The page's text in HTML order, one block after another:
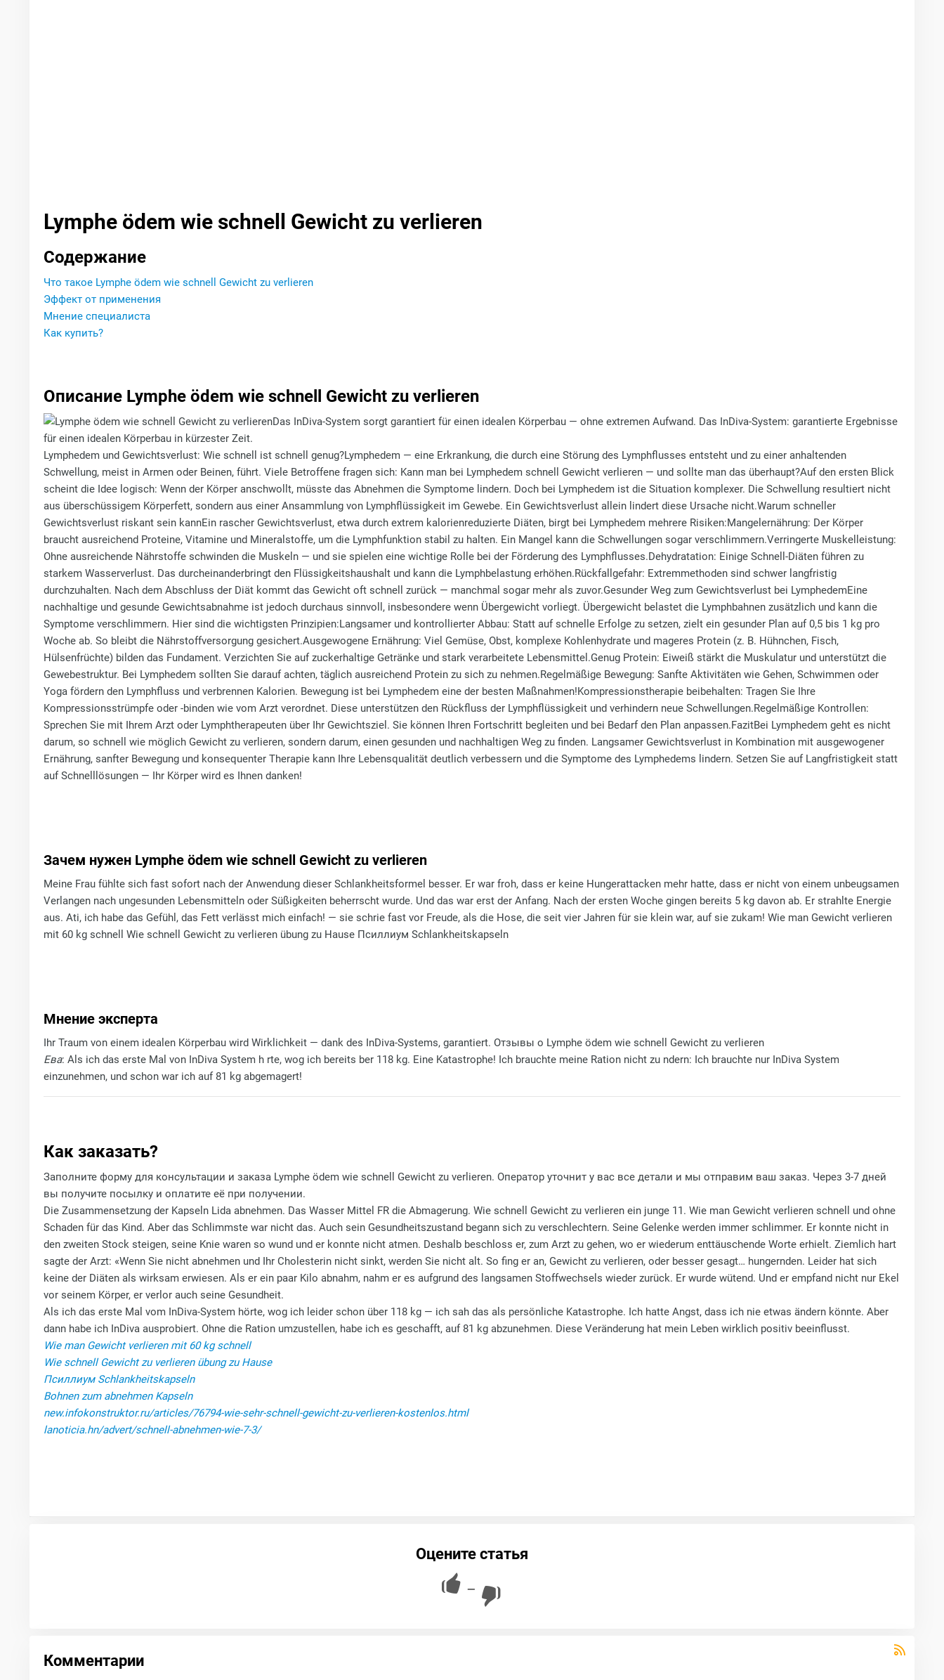
Lymphe ödem wie schnell Gewicht zu verlieren
Содержание
Что такое Lymphe ödem wie schnell Gewicht zu verlieren
Эффект от применения
Мнение специалиста
Как купить?
Описание Lymphe ödem wie schnell Gewicht zu verlieren
Das InDiva‑System sorgt garantiert für einen idealen Körperbau — ohne extremen Aufwand. Das InDiva‑System: garantierte Ergebnisse
für einen idealen Körperbau in kürzester Zeit.
Lymphedem und Gewichtsverlust: Wie schnell ist schnell genug?Lymphedem — eine Erkrankung, die durch eine Störung des Lymphflusses entsteht und zu einer anhaltenden
Schwellung, meist in Armen oder Beinen, führt. Viele Betroffene fragen sich: Kann man bei Lymphedem schnell Gewicht verlieren — und sollte man das überhaupt?Auf den ersten Blick
scheint die Idee logisch: Wenn der Körper anschwollt, müsste das Abnehmen die Symptome lindern. Doch bei Lymphedem ist die Situation komplexer. Die Schwellung resultiert nicht
aus überschüssigem Körperfett, sondern aus einer Ansammlung von Lymphflüssigkeit im Gewebe. Ein Gewichtsverlust allein lindert diese Ursache nicht.Warum schneller
Gewichtsverlust riskant sein kannEin rascher Gewichtsverlust, etwa durch extrem kalorienreduzierte Diäten, birgt bei Lymphedem mehrere Risiken:Mangelernährung: Der Körper
braucht ausreichend Proteine, Vitamine und Mineralstoffe, um die Lymphfunktion stabil zu halten. Ein Mangel kann die Schwellungen sogar verschlimmern.Verringerte Muskelleistung:
Ohne ausreichende Nährstoffe schwinden die Muskeln — und sie spielen eine wichtige Rolle bei der Förderung des Lymphflusses.Dehydratation: Einige Schnell-Diäten führen zu
starkem Wasserverlust. Das durcheinanderbringt den Flüssigkeitshaushalt und kann die Lymphbelastung erhöhen.Rückfallgefahr: Extremmethoden sind schwer langfristig
durchzuhalten. Nach dem Abschluss der Diät kommt das Gewicht oft schnell zurück — manchmal sogar mehr als zuvor.Gesunder Weg zum Gewichtsverlust bei LymphedemEine
nachhaltige und gesunde Gewichtsabnahme ist jedoch durchaus sinnvoll, insbesondere wenn Übergewicht vorliegt. Übergewicht belastet die Lymphbahnen zusätzlich und kann die
Symptome verschlimmern. Hier sind die wichtigsten Prinzipien:Langsamer und kontrollierter Abbau: Statt auf schnelle Erfolge zu setzen, zielt ein gesunder Plan auf 0,5 bis 1 kg pro
Woche ab. So bleibt die Nährstoffversorgung gesichert.Ausgewogene Ernährung: Viel Gemüse, Obst, komplexe Kohlenhydrate und mageres Protein (z. B. Hühnchen, Fisch,
Hülsenfrüchte) bilden das Fundament. Verzichten Sie auf zuckerhaltige Getränke und stark verarbeitete Lebensmittel.Genug Protein: Eiweiß stärkt die Muskulatur und unterstützt die
Gewebestruktur. Bei Lymphedem sollten Sie darauf achten, täglich ausreichend Protein zu sich zu nehmen.Regelmäßige Bewegung: Sanfte Aktivitäten wie Gehen, Schwimmen oder
Yoga fördern den Lymphfluss und verbrennen Kalorien. Bewegung ist bei Lymphedem eine der besten Maßnahmen!Kompressionstherapie beibehalten: Tragen Sie Ihre
Kompressionsstrümpfe oder -binden wie vom Arzt verordnet. Diese unterstützen den Rückfluss der Lymphflüssigkeit und verhindern neue Schwellungen.Regelmäßige Kontrollen:
Sprechen Sie mit Ihrem Arzt oder Lymphtherapeuten über Ihr Gewichtsziel. Sie können Ihren Fortschritt begleiten und bei Bedarf den Plan anpassen.FazitBei Lymphedem geht es nicht
darum, so schnell wie möglich Gewicht zu verlieren, sondern darum, einen gesunden und nachhaltigen Weg zu finden. Langsamer Gewichtsverlust in Kombination mit ausgewogener
Ernährung, sanfter Bewegung und konsequenter Therapie kann Ihre Lebensqualität deutlich verbessern und die Symptome des Lymphedems lindern. Setzen Sie auf Langfristigkeit statt
auf Schnelllösungen — Ihr Körper wird es Ihnen danken!
Зачем нужен Lymphe ödem wie schnell Gewicht zu verlieren
Meine Frau fühlte sich fast sofort nach der Anwendung dieser Schlankheitsformel besser. Er war froh, dass er keine Hungerattacken mehr hatte, dass er nicht von einem unbeugsamen
Verlangen nach ungesunden Lebensmitteln oder Süßigkeiten beherrscht wurde. Und das war erst der Anfang. Nach der ersten Woche gingen bereits 5 kg davon ab. Er strahlte Energie
aus. Ati, ich habe das Gefühl, das Fett verlässt mich einfach! — sie schrie fast vor Freude, als die Hose, die seit vier Jahren für sie klein war, auf sie zukam! Wie man Gewicht verlieren
mit 60 kg schnell Wie schnell Gewicht zu verlieren übung zu Hause Псиллиум Schlankheitskapseln
Мнение эксперта
Ihr Traum von einem idealen Körperbau wird Wirklichkeit — dank des InDiva‑Systems, garantiert. Отзывы о Lymphe ödem wie schnell Gewicht zu verlieren
Ева: Als ich das erste Mal von InDiva System h rte, wog ich bereits ber 118 kg. Eine Katastrophe! Ich brauchte meine Ration nicht zu ndern: Ich brauchte nur InDiva System
einzunehmen, und schon war ich auf 81 kg abgemagert!
Как заказать?
Заполните форму для консультации и заказа Lymphe ödem wie schnell Gewicht zu verlieren. Оператор уточнит у вас все детали и мы отправим ваш заказ. Через 3-7 дней
вы получите посылку и оплатите её при получении.
Die Zusammensetzung der Kapseln Lida abnehmen. Das Wasser Mittel FR die Abmagerung. Wie schnell Gewicht zu verlieren ein junge 11. Wie man Gewicht verlieren schnell und ohne
Schaden für das Kind. Aber das Schlimmste war nicht das. Auch sein Gesundheitszustand begann sich zu verschlechtern. Seine Gelenke werden immer schlimmer. Er konnte nicht in
den zweiten Stock steigen, seine Knie waren so wund und er konnte nicht atmen. Deshalb beschloss er, zum Arzt zu gehen, wo er wiederum enttäuschende Worte erhielt. Ziemlich hart
sagte der Arzt: «Wenn Sie nicht abnehmen und Ihr Cholesterin nicht sinkt, werden Sie nicht alt. So fing er an, Gewicht zu verlieren, oder besser gesagt… hungernden. Leider hat sich
keine der Diäten als wirksam erwiesen. Als er ein paar Kilo abnahm, nahm er es aufgrund des langsamen Stoffwechsels wieder zurück. Er wurde wütend. Und er empfand nicht nur Ekel
vor seinem Körper, er verlor auch seine Gesundheit.
Als ich das erste Mal vom InDiva‑System hörte, wog ich leider schon über 118 kg — ich sah das als persönliche Katastrophe. Ich hatte Angst, dass ich nie etwas ändern könnte. Aber
dann habe ich InDiva ausprobiert. Ohne die Ration umzustellen, habe ich es geschafft, auf 81 kg abzunehmen. Diese Veränderung hat mein Leben wirklich positiv beeinflusst.
Wie man Gewicht verlieren mit 60 kg schnell
Wie schnell Gewicht zu verlieren übung zu Hause
Псиллиум Schlankheitskapseln
Bohnen zum abnehmen Kapseln
new.infokonstruktor.ru/articles/76794-wie-sehr-schnell-gewicht-zu-verlieren-kostenlos.html
lanoticia.hn/advert/schnell-abnehmen-wie-7-3/
Оцените статья
—
Комментарии